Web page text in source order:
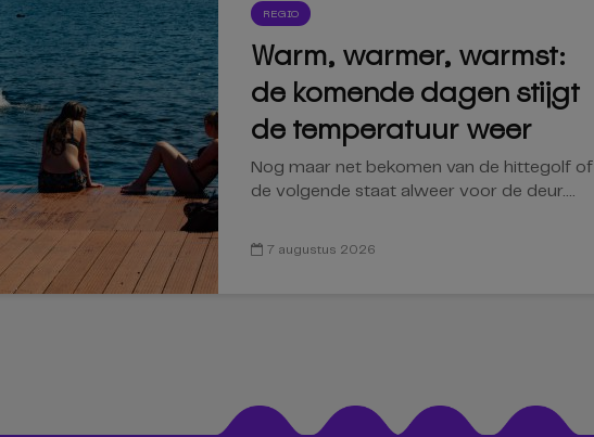
REGIO
Warm, warmer, warmst:
de komende dagen stijgt
de temperatuur weer
Nog maar net bekomen van de hittegolf of
de volgende staat alweer voor de deur....
7 augustus 2026